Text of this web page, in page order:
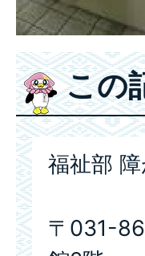
この
福祉部
〒031-